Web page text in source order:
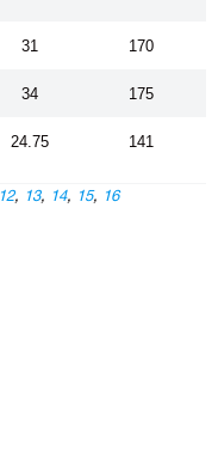
31 170
34 175
24.75 141
12, 13, 14, 15, 16